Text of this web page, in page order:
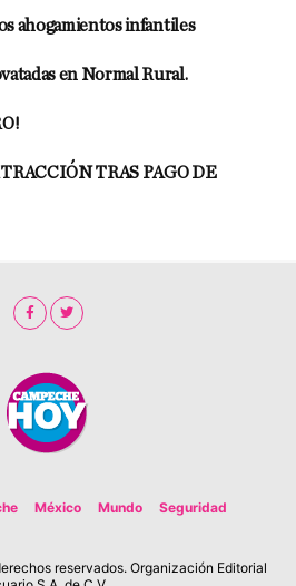
ahogamientos infantiles
en Normal Rural.
TRAS PAGO DE
México Mundo Seguridad
reservados. Organización Editorial